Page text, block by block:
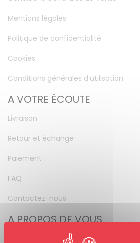
Mentions légales
Politique de confidentialité
Cookies
Conditions générales d’utilisation
A VOTRE ÉCOUTE
Livraison
Retour et échange
Paiement
FAQ
Contactez-nous
A PROPOS DE VOUS